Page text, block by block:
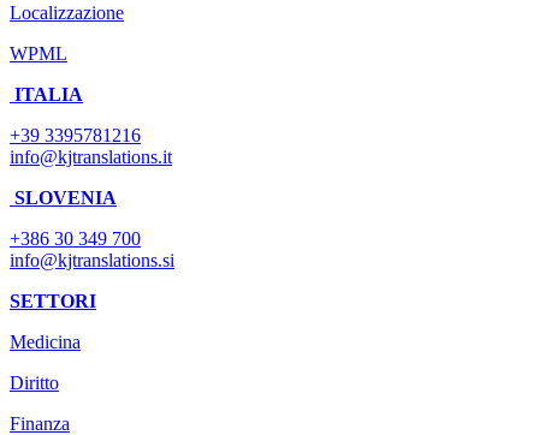
Localizzazione
WPML
ITALIA
+39 3395781216
info@kjtranslations.it
SLOVENIA
+386 30 349 700
info@kjtranslations.si
SETTORI
Medicina
Diritto
Finanza